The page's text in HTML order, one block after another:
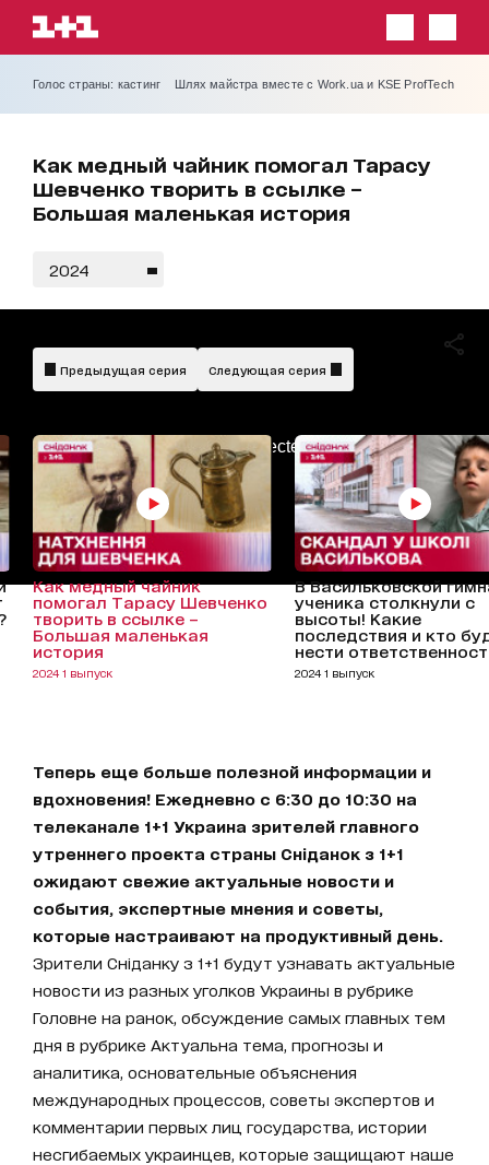
Голос страны: кастинг Шлях майстра вместе с Work.ua и KSE ProfTech
Как медный чайник помогал Тарасу
Шевченко творить в ссылке –
Большая маленькая история
2024
AdBlockDetected!
Предыдущая серия Следующая серия
Как медный чайник
помогал Тарасу Шевченко
творить в ссылке –
Большая маленькая
история
2024 1 выпуск
В Васильковской
ученика столкнули с
высоты! Какие
последствия и кто
нести
2024 1 выпуск
Теперь еще больше полезной информации и
вдохновения! Ежедневно с 6:30 до 10:30 на
телеканале 1+1 Украина зрителей главного
утреннего проекта страны Сніданок з 1+1
ожидают свежие актуальные новости и
события, экспертные мнения и советы,
которые настраивают на продуктивный день.
Зрители Сніданку з 1+1 будут узнавать актуальные
новости из разных уголков Украины в рубрике
Головне на ранок, обсуждение самых главных тем
дня в рубрике Актуальна тема, прогнозы и
аналитика, основательные объяснения
международных процессов, советы экспертов и
комментарии первых лиц государства, истории
несгибаемых украинцев, которые защищают наше